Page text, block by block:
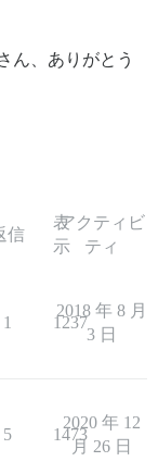
ん、ありがとう
信
表
示
アクティビ
ティ
1 1237
2018 年 8 月
3 日
5 1473
2020 年 12
月 26 日